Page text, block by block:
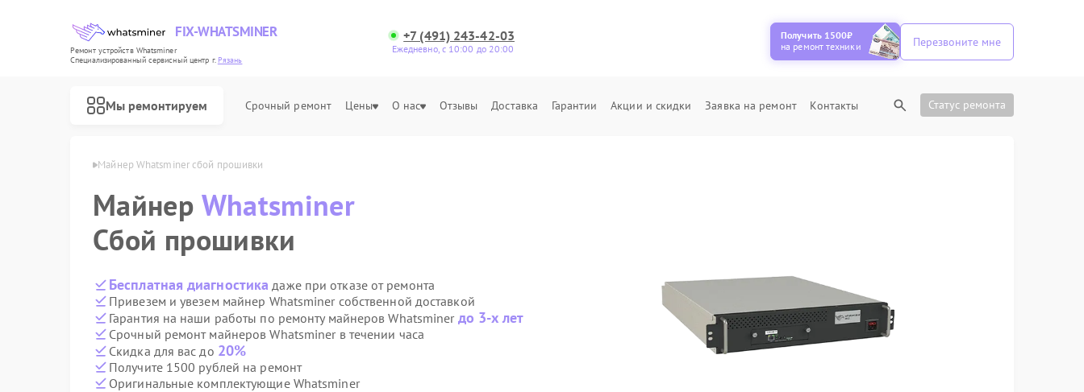
FIX-WHATSMINER
Ремонт устройств Whatsminer
Специализированный cервисный центр г. Рязань
+7 (491) 243-42-03
Ежедневно, с 10:00 до 20:00
Получить 1500₽
на ремонт техники
Перезвоните мне
Мы ремонтируем Срочный ремонт Цены О нас Отзывы Доставка Гарантии Акции и скидки Заявка на ремонт Контакты Статус ремонта
в Рязани Майнер Whatsminer сбой прошивки
Майнер Whatsminer
Сбой прошивки
Бесплатная диагностика даже при отказе от ремонта
Привезем и увезем майнер Whatsminer собственной доставкой
Гарантия на наши работы по ремонту майнеров Whatsminer до 3-х лет
Срочный ремонт майнеров Whatsminer в течении часа
Скидка для вас до 20%
Получите 1500 рублей на ремонт
Оригинальные комплектующие Whatsminer